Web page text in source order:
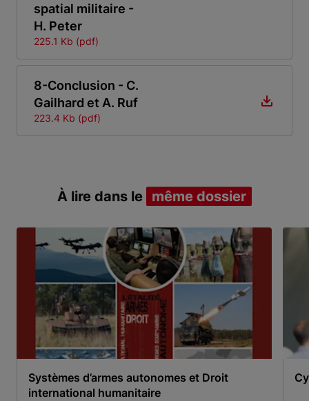
spatial militaire -
H. Peter
225.1 Kb (pdf)
8-Conclusion - C.
Gailhard et A. Ruf
223.4 Kb (pdf)
À lire dans le même dossier
Systèmes d’armes autonomes et Droit
international humanitaire